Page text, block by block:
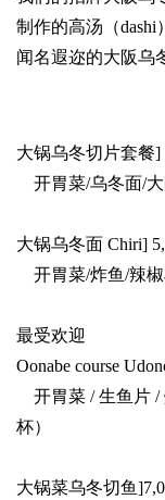
制作的高汤（dashi
闻名遐迩的大阪乌
大锅乌冬切片套餐]
开胃菜/乌冬面/大
大锅乌冬面 Chiri]
开胃菜/炸鱼/辣椒
最受欢迎
Oonabe course
开胃菜 / 生鱼片 /
杯）
大锅菜乌冬切鱼